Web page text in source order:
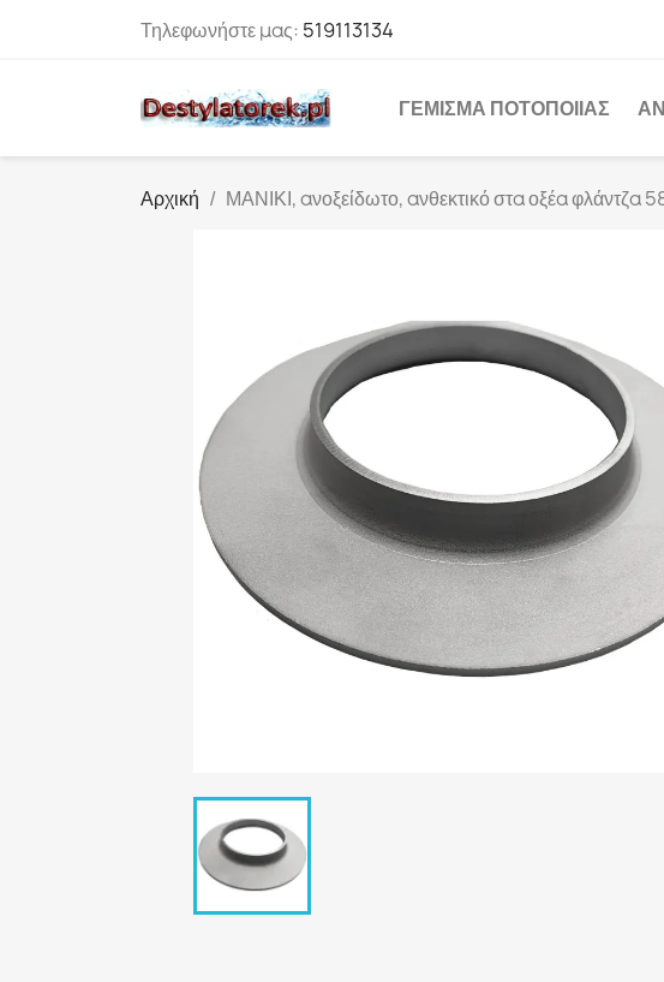
Τηλεφωνήστε μας: 519113134
ΓΈΜΙΣΜΑ ΠΟΤΟΠΟΙΊΑΣ
Αρχική ΜΑΝΙΚΙ, ανοξείδωτο, ανθεκτικό στα οξέα φλάντζα